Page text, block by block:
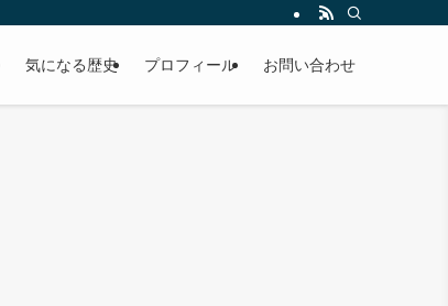
気になる歴史 プロフィール お問い合わせ